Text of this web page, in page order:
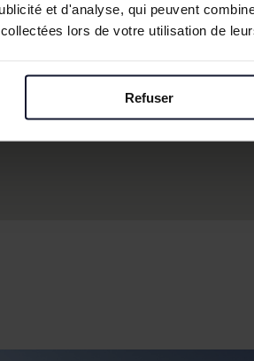
et d'analyse, qui peuvent
lors de votre utilisation de
Refuser